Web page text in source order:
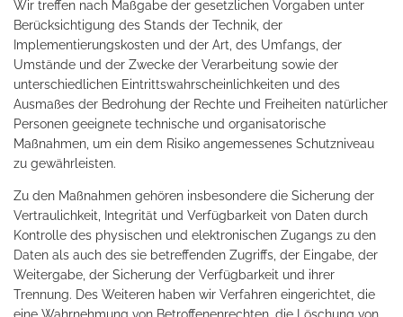
Wir treffen nach Maßgabe der gesetzlichen Vorgaben unter
Berücksichtigung des Stands der Technik, der
Implementierungskosten und der Art, des Umfangs, der
Umstände und der Zwecke der Verarbeitung sowie der
unterschiedlichen Eintrittswahrscheinlichkeiten und des
Ausmaßes der Bedrohung der Rechte und Freiheiten natürlicher
Personen geeignete technische und organisatorische
Maßnahmen, um ein dem Risiko angemessenes Schutzniveau
zu gewährleisten.
Zu den Maßnahmen gehören insbesondere die Sicherung der
Vertraulichkeit, Integrität und Verfügbarkeit von Daten durch
Kontrolle des physischen und elektronischen Zugangs zu den
Daten als auch des sie betreffenden Zugriffs, der Eingabe, der
Weitergabe, der Sicherung der Verfügbarkeit und ihrer
Trennung. Des Weiteren haben wir Verfahren eingerichtet, die